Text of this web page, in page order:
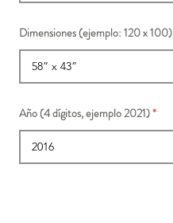
Dimensiones (ejemplo: 120 x 100)
Año (4 dígitos, ejemplo 2021)